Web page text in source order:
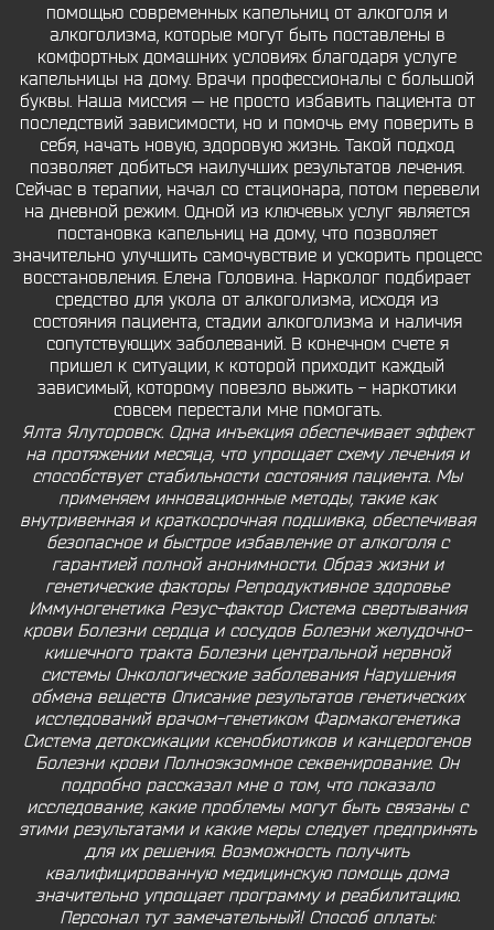
помощью современных капельниц от алкоголя и
алкоголизма, которые могут быть поставлены в
комфортных домашних условиях благодаря услуге
капельницы на дому. Врачи профессионалы с большой
буквы. Наша миссия — не просто избавить пациента от
последствий зависимости, но и помочь ему поверить в
себя, начать новую, здоровую жизнь. Такой подход
позволяет добиться наилучших результатов лечения.
Сейчас в терапии, начал со стационара, потом перевели
на дневной режим. Одной из ключевых услуг является
постановка капельниц на дому, что позволяет
значительно улучшить самочувствие и ускорить процесс
восстановления. Елена Головина. Нарколог подбирает
средство для укола от алкоголизма, исходя из
состояния пациента, стадии алкоголизма и наличия
сопутствующих заболеваний. В конечном счете я
пришел к ситуации, к которой приходит каждый
зависимый, которому повезло выжить - наркотики
совсем перестали мне помогать.
Ялта Ялуторовск. Одна инъекция обеспечивает эффект
на протяжении месяца, что упрощает схему лечения и
способствует стабильности состояния пациента. Мы
применяем инновационные методы, такие как
внутривенная и краткосрочная подшивка, обеспечивая
безопасное и быстрое избавление от алкоголя с
гарантией полной анонимности. Образ жизни и
генетические факторы Репродуктивное здоровье
Иммуногенетика Резус-фактор Система свертывания
крови Болезни сердца и сосудов Болезни желудочно-
кишечного тракта Болезни центральной нервной
системы Онкологические заболевания Нарушения
обмена веществ Описание результатов генетических
исследований врачом-генетиком Фармакогенетика
Система детоксикации ксенобиотиков и канцерогенов
Болезни крови Полноэкзомное секвенирование. Он
подробно рассказал мне о том, что показало
исследование, какие проблемы могут быть связаны с
этими результатами и какие меры следует предпринять
для их решения. Возможность получить
квалифицированную медицинскую помощь дома
значительно упрощает программу и реабилитацию.
Персонал тут замечательный! Способ оплаты: